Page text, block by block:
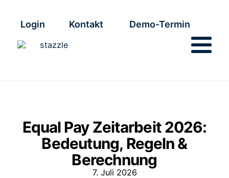
Login Kontakt Demo-Termin
Equal Pay Zeitarbeit 2026:
Bedeutung, Regeln &
Berechnung
7. Juli 2026